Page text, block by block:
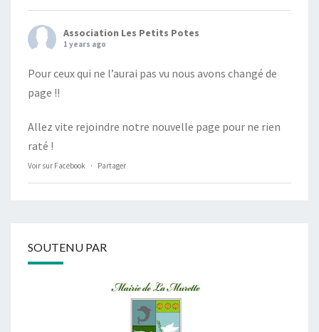
Association Les Petits Potes
1 years ago
Pour ceux qui ne l’aurai pas vu nous avons changé de
page !!
Allez vite rejoindre notre nouvelle page pour ne rien
raté !
Voir sur Facebook · Partager
SOUTENU PAR